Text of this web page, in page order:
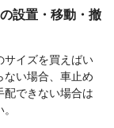
設置・移動・撤
サイズを買えばい
い場合、車止め
できない場合は